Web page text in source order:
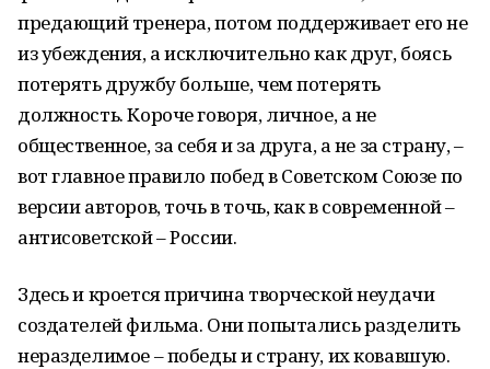
предающий тренера, потом поддерживает его не
из убеждения, а исключительно как друг, боясь
потерять дружбу больше, чем потерять
должность. Короче говоря, личное, а не
общественное, за себя и за друга, а не за страну, –
вот главное правило побед в Советском Союзе по
версии авторов, точь в точь, как в современной –
антисоветской – России.
Здесь и кроется причина творческой неудачи
создателей фильма. Они попытались разделить
неразделимое – победы и страну, их ковавшую.